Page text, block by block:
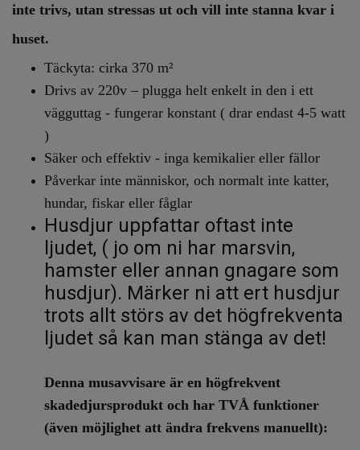
inte trivs, utan stressas ut och vill inte stanna kvar i
huset.
Täckyta: cirka 370 m²
Drivs av 220v – plugga helt enkelt in den i ett
vägguttag - fungerar konstant ( drar endast 4-5 watt
)
Säker och effektiv - inga kemikalier eller fällor
Påverkar inte människor, och normalt inte katter,
hundar, fiskar eller fåglar
Husdjur uppfattar oftast inte
ljudet, ( jo om ni har marsvin,
hamster eller annan gnagare som
husdjur). Märker ni att ert husdjur
trots allt störs av det högfrekventa
ljudet så kan man stänga av det!
Denna musavvisare är en högfrekvent
skadedjursprodukt och har TVÅ funktioner
(även möjlighet att ändra frekvens manuellt):